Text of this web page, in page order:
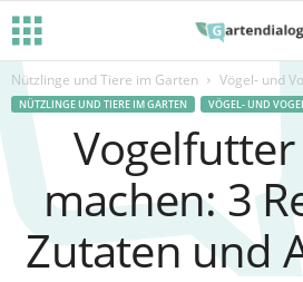
Nützlinge und Tiere im Garten Vögel- und
NÜTZLINGE UND TIERE IM GARTEN VÖGEL- UND
machen: 3
Zutaten und